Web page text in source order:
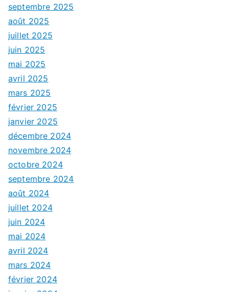
septembre 2025
août 2025
juillet 2025
juin 2025
mai 2025
avril 2025
mars 2025
février 2025
janvier 2025
décembre 2024
novembre 2024
octobre 2024
septembre 2024
août 2024
juillet 2024
juin 2024
mai 2024
avril 2024
mars 2024
février 2024